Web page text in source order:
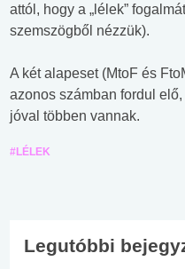
attól, hogy a „lélek”
szemszögből nézzük).
A két alapeset (MtoF és
azonos számban fordul
jóval többen vannak.
#LÉLEK
Legutóbbi